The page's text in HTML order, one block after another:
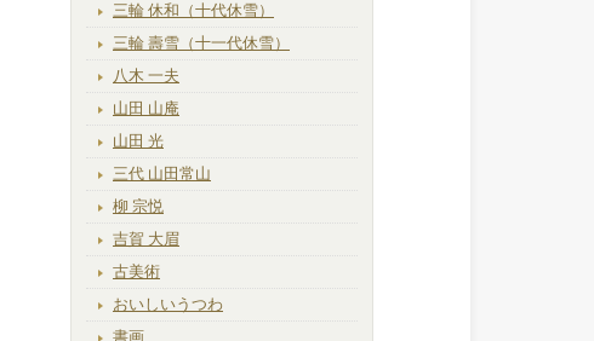
三輪 休和（十代休雪）
三輪 壽雪（十一代休雪）
八木 一夫
山田 山庵
山田 光
三代 山田常山
柳 宗悦
吉賀 大眉
古美術
おいしいうつわ
書画